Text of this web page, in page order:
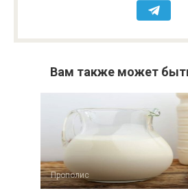
Вам также может
Прополис